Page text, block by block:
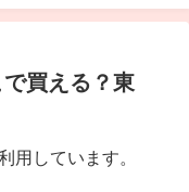
買える？東
用しています。